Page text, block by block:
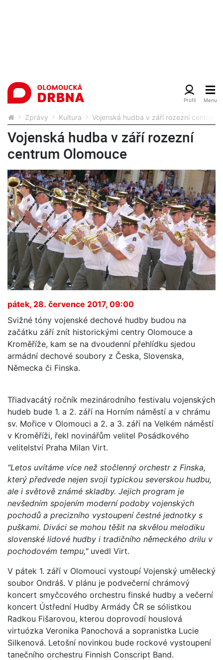
Zprávy Kultura Vojenská hudba v září rozezní centrum
Vojenská hudba v září rozezní
centrum Olomouce
pátek, 28. července 2017, 09:00
Svižné tóny vojenské dechové hudby budou na
začátku září znít historickými centry Olomouce a
Kroměříže, kam se na dvoudenní přehlídku sjedou
armádní dechové soubory z Česka, Slovenska,
Německa či Finska.
Třiadvacátý ročník mezinárodního festivalu vojenských
hudeb bude 1. a 2. září na Horním náměstí a v chrámu
sv. Mořice v Olomouci a 2. a 3. září na Velkém náměstí
v Kroměříži, řekl novinářům velitel Posádkového
velitelství Praha Milan Virt.
"Letos uvítáme více než stočlenný orchestr z Finska,
který předvede nejen svoji typickou severskou hudbu,
ale i světově známé skladby. Jejich program je
nevšedním spojením moderní podoby vojenských
pochodů a precizního vystoupení čestné jednotky s
puškami. Diváci se mohou těšit na skvělou melodiku
slovenské lidové hudby i tradičního německého drilu v
pochodovém tempu,"uvedl Virt.
V pátek 1. září v Olomouci vystoupí Vojenský umělecký
soubor Ondráš. V plánu je podvečerní chrámový
koncert smyčcového orchestru finské hudby a večerní
koncert Ústřední Hudby Armády ČR se sólistkou
Radkou Fišarovou, kterou doprovodí houslová
virtuózka Veronika Panochová a sopranistka Lucie
Silkenová. Letošní novinkou bude rockové vystoupení
tanečního orchestru Finnish Conscript Band.